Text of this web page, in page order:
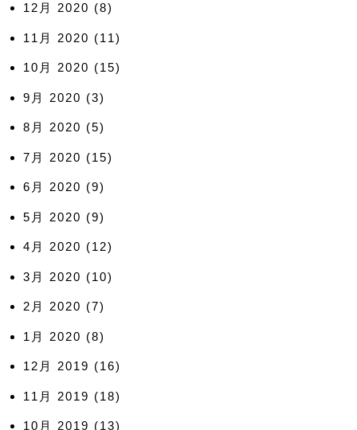
12月 2020 (8)
11月 2020 (11)
10月 2020 (15)
9月 2020 (3)
8月 2020 (5)
7月 2020 (15)
6月 2020 (9)
5月 2020 (9)
4月 2020 (12)
3月 2020 (10)
2月 2020 (7)
1月 2020 (8)
12月 2019 (16)
11月 2019 (18)
10月 2019 (13)